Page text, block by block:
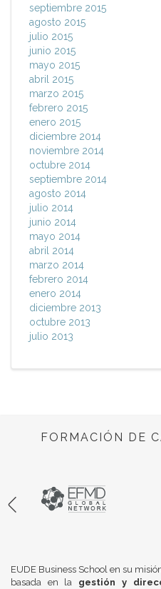
septiembre 2015
agosto 2015
julio 2015
junio 2015
mayo 2015
abril 2015
marzo 2015
febrero 2015
enero 2015
diciembre 2014
noviembre 2014
octubre 2014
septiembre 2014
agosto 2014
julio 2014
junio 2014
mayo 2014
abril 2014
marzo 2014
febrero 2014
enero 2014
diciembre 2013
octubre 2013
julio 2013
FORMACIÓN DE
EUDE Business School en su
basada en la gestión y